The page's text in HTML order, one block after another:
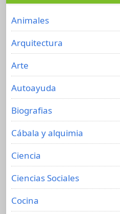
Animales
Arquitectura
Arte
Autoayuda
Biografias
Cábala y alquimia
Ciencia
Ciencias Sociales
Cocina